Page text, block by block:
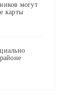
могут
карты